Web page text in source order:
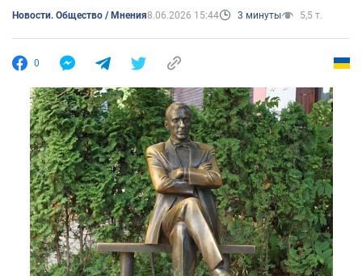
Новости. Общество / Мнения8.06.2026 15:44 3 минуты 5,5 т.
0